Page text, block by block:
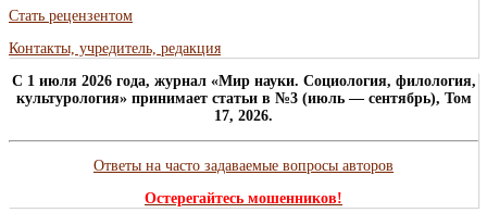
Стать рецензентом
Контакты, учредитель, редакция
C 1 июля 2026 года, журнал «Мир науки. Социология, филология,
культурология» принимает статьи в №3 (июль — сентябрь), Том
17, 2026.
Ответы на часто задаваемые вопросы авторов
Остерегайтесь мошенников!